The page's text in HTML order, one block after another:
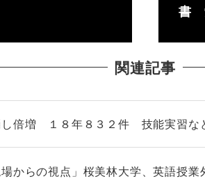
書
関連記事
倍増 １８年８３２件 技能実習な
からの視点」桜美林大学、英語授